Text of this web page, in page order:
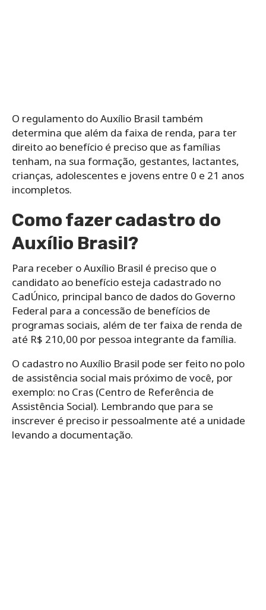
O regulamento do Auxílio Brasil também
determina que além da faixa de renda, para ter
direito ao benefício é preciso que as famílias
tenham, na sua formação, gestantes, lactantes,
crianças, adolescentes e jovens entre 0 e 21 anos
incompletos.
Como fazer cadastro do
Auxílio Brasil?
Para receber o Auxílio Brasil é preciso que o
candidato ao benefício esteja cadastrado no
CadÚnico, principal banco de dados do Governo
Federal para a concessão de benefícios de
programas sociais, além de ter faixa de renda de
até R$ 210,00 por pessoa integrante da família.
O cadastro no Auxílio Brasil pode ser feito no polo
de assistência social mais próximo de você, por
exemplo: no Cras (Centro de Referência de
Assistência Social). Lembrando que para se
inscrever é preciso ir pessoalmente até a unidade
levando a documentação.